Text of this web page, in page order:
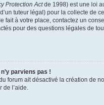
Protection Actde 1998) est une loi
tuteur légal) pour la collecte de
fait à votre place, contactez un
pour des questions légales de
parviens pas !
forum ait désactivé la création de
l’aide.